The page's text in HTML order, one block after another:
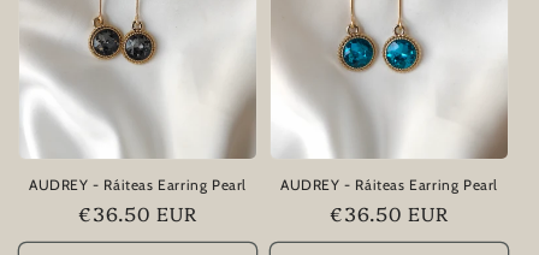
AUDREY - Ráiteas Earring Pearl
Praghas
rialta
€36.50 EUR
AUDREY - Ráiteas Earring Pearl
Praghas
rialta
€36.50 EUR